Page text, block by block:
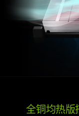
全铜均热版